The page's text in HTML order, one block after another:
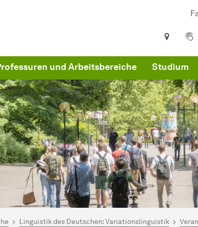
und Arbeitsbereiche Studium
Linguistik des Deutschen: Variationslinguistik